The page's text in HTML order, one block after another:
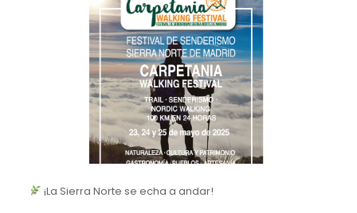
¡La Sierra Norte se echa a andar!